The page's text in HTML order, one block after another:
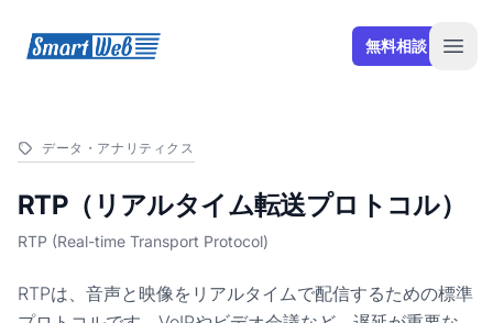
SmartWeb 無料相談
データ・アナリティクス
RTP（リアルタイム転送プロトコル）
RTP (Real-time Transport Protocol)
RTPは、音声と映像をリアルタイムで配信するための標準